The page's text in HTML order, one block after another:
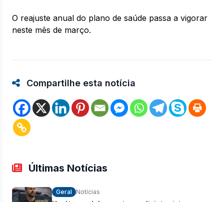
O reajuste anual do plano de saúde passa a vigorar
neste mês de março.
Compartilhe esta notícia
Últimas Notícias
Geral Notícias